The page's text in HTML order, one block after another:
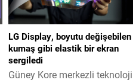
LG Display, boyutu değişebilen
kumaş gibi elastik bir ekran
sergiledi
Güney Kore merkezli teknoloji